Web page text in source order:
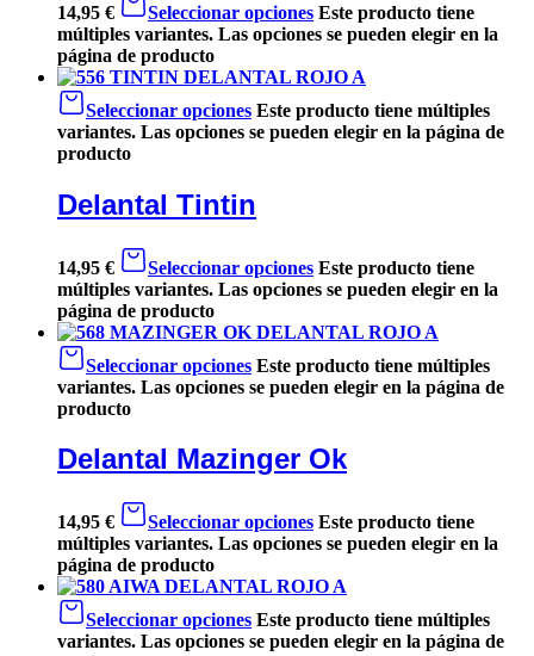
14,95 € Seleccionar opciones Este producto tiene
múltiples variantes. Las opciones se pueden elegir en la
página de producto
Seleccionar opciones Este producto tiene múltiples
variantes. Las opciones se pueden elegir en la página de
producto
Delantal Tintin
14,95 € Seleccionar opciones Este producto tiene
múltiples variantes. Las opciones se pueden elegir en la
página de producto
Seleccionar opciones Este producto tiene múltiples
variantes. Las opciones se pueden elegir en la página de
producto
Delantal Mazinger Ok
14,95 € Seleccionar opciones Este producto tiene
múltiples variantes. Las opciones se pueden elegir en la
página de producto
Seleccionar opciones Este producto tiene múltiples
variantes. Las opciones se pueden elegir en la página de